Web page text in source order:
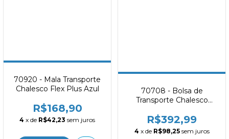
70920 - Mala Transporte
Chalesco Flex Plus Azul
R$168,90
4 x de R$42,23 sem juros
70708 - Bolsa de
Transporte Chalesco
R$392,99
4 x de R$98,25 sem juros